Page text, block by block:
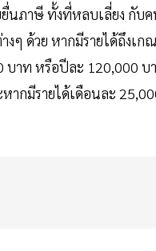
ภาษี ทั้งที่หลบเลี่ยง กับค
งๆ ด้วย หากมีรายได้ถึง
าท หรือปีละ 120,000 บ
ากมีรายได้เดือนละ